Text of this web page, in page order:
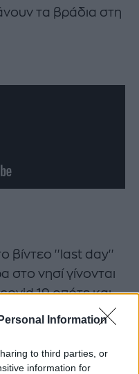
Information
to third parties, or
information for
τα βράδια στη
βίντεο ''last day''
νησί γίνονται
19 οπότε και
να